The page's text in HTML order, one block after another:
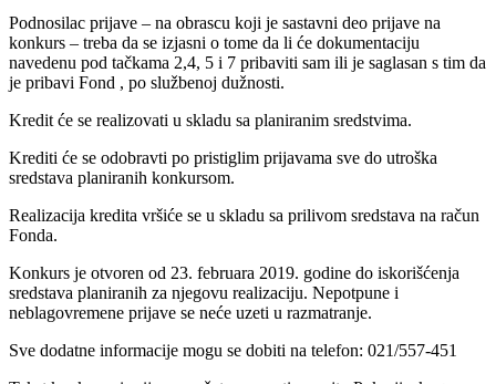
Podnosilac prijave – na obrascu koji je sastavni deo prijave na
konkurs – treba da se izjasni o tome da li će dokumentaciju
navedenu pod tačkama 2,4, 5 i 7 pribaviti sam ili je saglasan s tim da
je pribavi Fond , po službenoj dužnosti.
Kredit će se realizovati u skladu sa planiranim sredstvima.
Krediti će se odobravti po pristiglim prijavama sve do utroška
sredstava planiranih konkursom.
Realizacija kredita vršiće se u skladu sa prilivom sredstava na račun
Fonda.
Konkurs je otvoren od 23. februara 2019. godine do iskorišćenja
sredstava planiranih za njegovu realizaciju. Nepotpune i
neblagovremene prijave se neće uzeti u razmatranje.
Sve dodatne informacije mogu se dobiti na telefon: 021/557-451